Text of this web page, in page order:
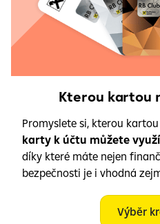
Kterou kartou
Promyslete si, kterou
karty k účtu můžete
díky které máte nejen
bezpečnosti je i vhodná
Výběr